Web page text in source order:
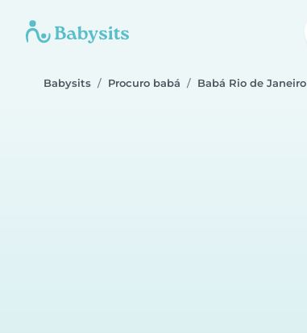
Babysits Procuro babá Babá Rio de Janeiro